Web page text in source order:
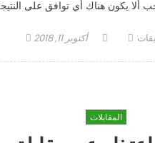
ألا يكون هناك أي توافق على
Postedأكتوبر 11, 2018 Author
المقابلات